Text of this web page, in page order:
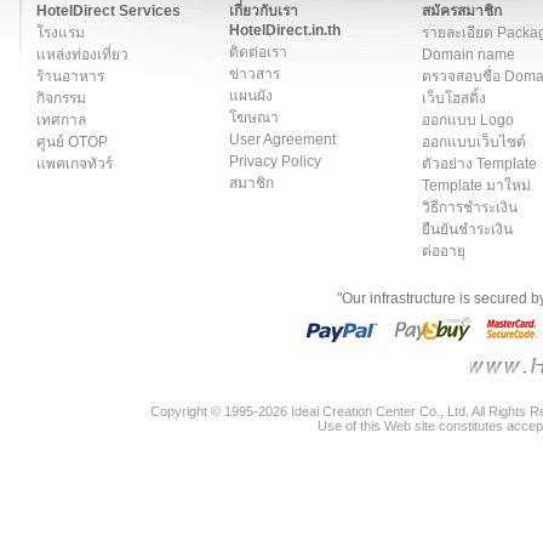
HotelDirect Services
โรงแรม
แหล่งท่องเที่ยว
ร้านอาหาร
กิจกรรม
เทศกาล
ศูนย์ OTOP
แพคเกจทัวร์
เกี่ยวกับเรา
HotelDirect.in.th
ติดต่อเรา
ข่าวสาร
แผนผัง
โฆษณา
User Agreement
Privacy Policy
สมาชิก
สมัครสมาชิก
รายละเอียด
Domain name
ตรวจสอบชื่อ
เว็บโฮสติ้ง
ออกแบบ Logo
ออกแบบเว็บไซต์
ตัวอย่าง Template
Template มาใหม่
วิธีการชำระเงิน
ยืนยันชำระเงิน
ต่ออายุ
"Our infrastructure is secured
Copyright © 1995-2026 Ideal Creation Center Co., Ltd. All Rights
Use of this Web site constitutes